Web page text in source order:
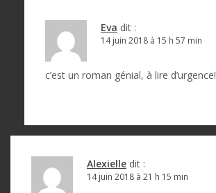
Eva dit :
14 juin 2018 à 15 h 57 min
c’est un roman génial, à lire d’urgence!
Alexielle dit :
14 juin 2018 à 21 h 15 min